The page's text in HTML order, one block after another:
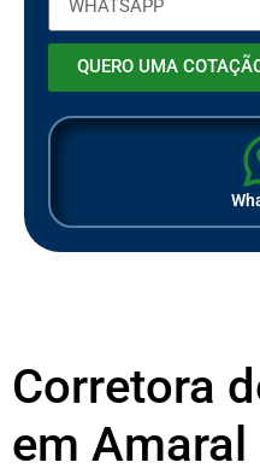
QUERO UMA
Corretora
em Amaral